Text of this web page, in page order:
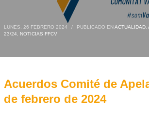
LUNES, 26 FEBRERO 2024 / PUBLICADO ENACTUALIDAD,
23/24
NOTICIAS FFCV
Acuerdos Comité de
de febrero de 2024